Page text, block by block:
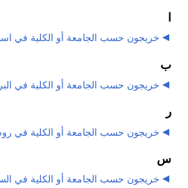
خريجون حسب الجامعة أو الكلية في
ب
خريجون حسب الجامعة أو الكلية في
ر
خريجون حسب الجامعة أو الكلية في
س
خريجون حسب الجامعة أو الكلية في